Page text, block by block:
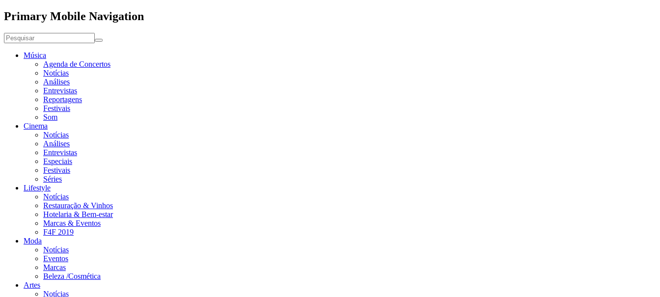
Primary Mobile Navigation
Música
Agenda de Concertos
Notícias
Análises
Entrevistas
Reportagens
Festivais
Som
Cinema
Notícias
Análises
Entrevistas
Especiais
Festivais
Séries
Lifestyle
Notícias
Restauração & Vinhos
Hotelaria & Bem-estar
Marcas & Eventos
F4F 2019
Moda
Notícias
Eventos
Marcas
Beleza /Cosmética
Artes
Notícias